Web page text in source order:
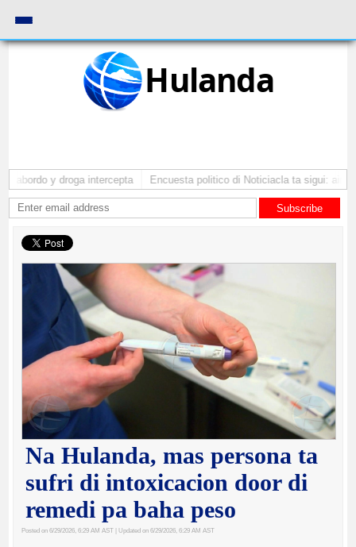
Hulanda
abordo y droga intercepta Encuesta politico di Noticiacla ta sigui: ainda
Subscribe
Na Hulanda, mas persona ta
sufri di intoxicacion door di
remedi pa baha peso
Posted on 6/29/2026, 6:29 AM AST | Updated on 6/29/2026, 6:29 AM AST